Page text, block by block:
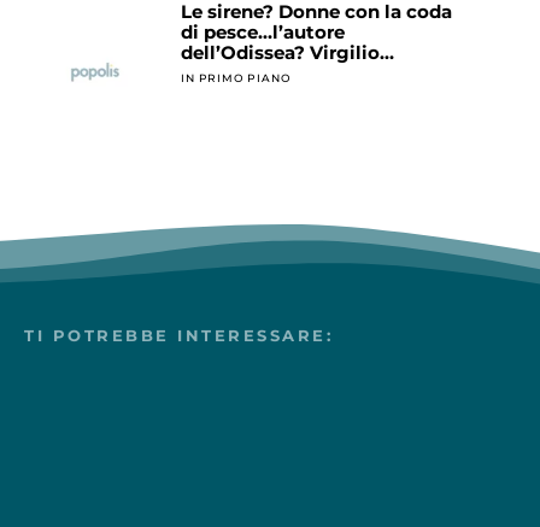
Le sirene? Donne con la coda
di pesce…l’autore
dell’Odissea? Virgilio…
IN PRIMO PIANO
TI POTREBBE INTERESSARE: